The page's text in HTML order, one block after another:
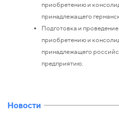
приобретению и
принадлежащего
Подготовка и
приобретению и
принадлежащего
предприятию.
Новости